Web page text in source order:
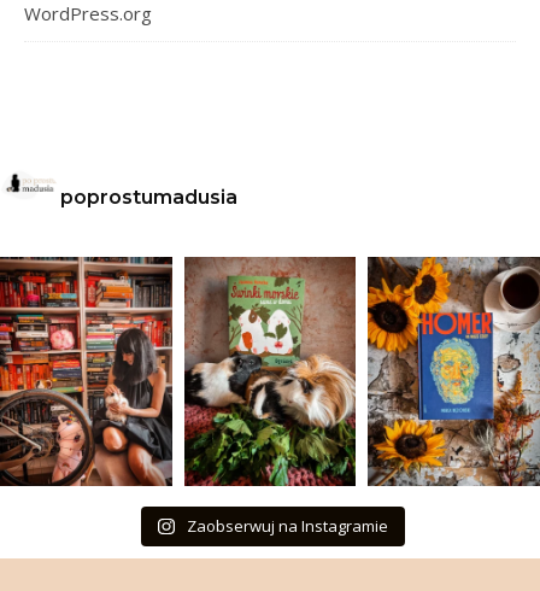
WordPress.org
poprostumadusia
Zaobserwuj na Instagramie